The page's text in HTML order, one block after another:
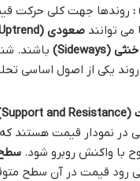
: روندها جهت کلی حرکت
توانند صعودی (Uptrend)
خنثی (Sideways)
باشند.
یکی از اصول اساسی
(Support and Resistance)
نمودار قیمت هستند که
با واکنش روبرو شود.
رود قیمت در آن سطح